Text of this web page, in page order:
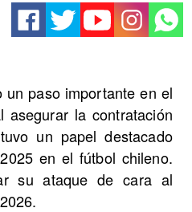
paso importante en el
asegurar la contratación
un papel destacado
en el fútbol chileno.
su ataque de cara al